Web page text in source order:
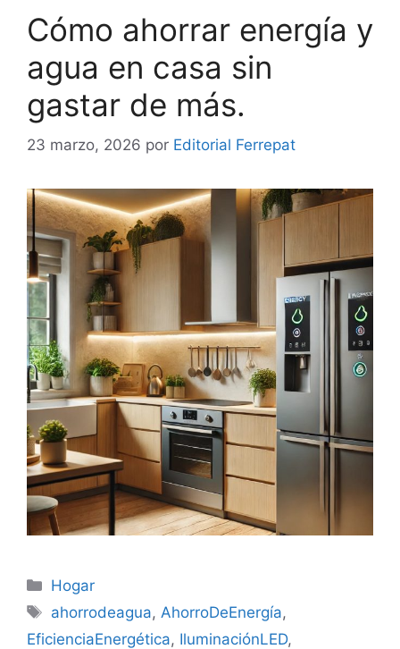
Cómo ahorrar energía y
agua en casa sin
gastar de más.
23 marzo, 2026 por Editorial Ferrepat
Categorías
Hogar
Etiquetas
ahorrodeagua, AhorroDeEnergía,
EficienciaEnergética, IluminaciónLED,